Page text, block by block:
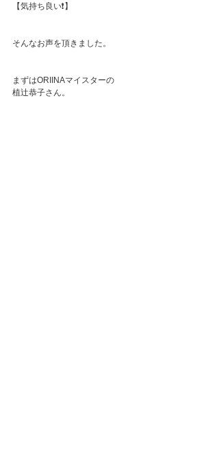
【気持ち良い❗️】
そんなお声を頂きました。
まずはORIINAマイスターの
植辻恭子さん。